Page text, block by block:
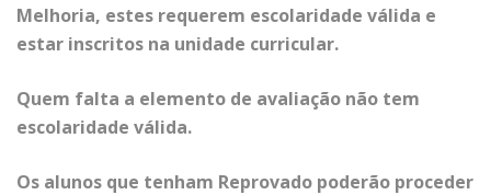
Melhoria, estes requerem escolaridade válida e
estar inscritos na unidade curricular.
Quem falta a elemento de avaliação não tem
escolaridade válida.
Os alunos que tenham Reprovado poderão proceder